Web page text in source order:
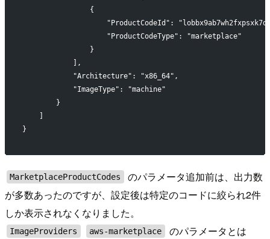
                {
"ProductCodeId":
                    "ProductCodeType": "marketplace"
                }
            ],
            "Architecture": "x86_64",
            "ImageType": "machine"
        }
}
MarketplaceProductCodes
のパラメータ追加前は、出力数
が多数あったのですが、設定後は特定のコードに絞られ2件
しか表示されなくなりました。
ImageProviders aws-marketplace のパラメータとは